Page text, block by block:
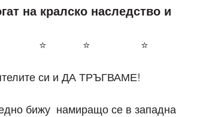
на кралско наследство и
-ДА-
⭐ ⭐ ⭐
с приятелите си и ДА ТРЪГВАМЕ!
бижу  намиращо се в западна